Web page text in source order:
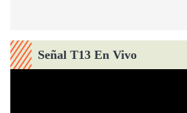
Señal T13 En Vivo